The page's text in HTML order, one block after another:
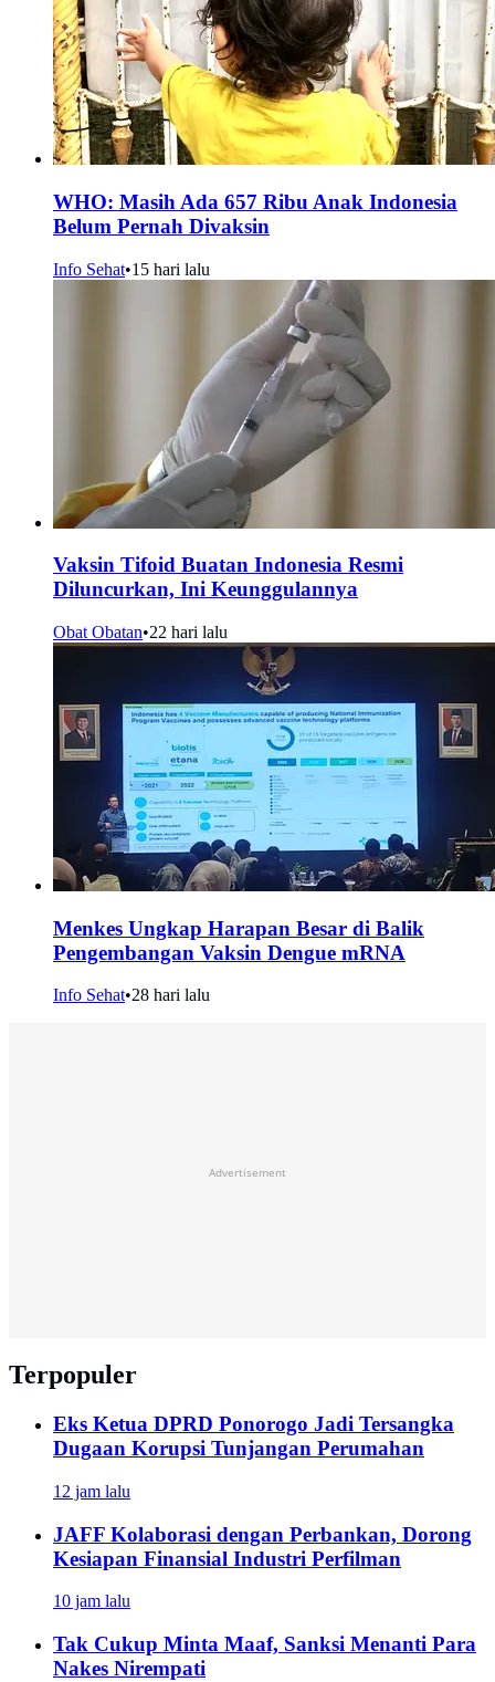
WHO: Masih Ada 657 Ribu Anak Indonesia
Belum Pernah Divaksin
Info Sehat•15 hari lalu
Vaksin Tifoid Buatan Indonesia Resmi
Diluncurkan, Ini Keunggulannya
Obat Obatan•22 hari lalu
Menkes Ungkap Harapan Besar di Balik
Pengembangan Vaksin Dengue mRNA
Info Sehat•28 hari lalu
Advertisement
Terpopuler
Eks Ketua DPRD Ponorogo Jadi Tersangka
Dugaan Korupsi Tunjangan Perumahan
12 jam lalu
JAFF Kolaborasi dengan Perbankan, Dorong
Kesiapan Finansial Industri Perfilman
10 jam lalu
Tak Cukup Minta Maaf, Sanksi Menanti Para
Nakes Nirempati